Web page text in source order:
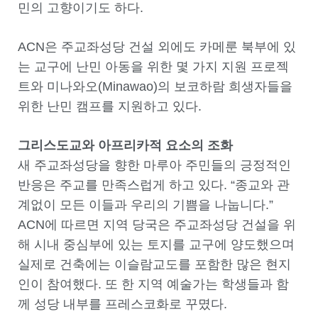
민의 고향이기도 하다.
ACN은 주교좌성당 건설 외에도 카메룬 북부에 있
는 교구에 난민 아동을 위한 몇 가지 지원 프로젝
트와 미나와오(Minawao)의 보코하람 희생자들을
위한 난민 캠프를 지원하고 있다.
그리스도교와 아프리카적 요소의 조화
새 주교좌성당을 향한 마루아 주민들의 긍정적인
반응은 주교를 만족스럽게 하고 있다. “종교와 관
계없이 모든 이들과 우리의 기쁨을 나눕니다.”
ACN에 따르면 지역 당국은 주교좌성당 건설을 위
해 시내 중심부에 있는 토지를 교구에 양도했으며
실제로 건축에는 이슬람교도를 포함한 많은 현지
인이 참여했다. 또 한 지역 예술가는 학생들과 함
께 성당 내부를 프레스코화로 꾸몄다.